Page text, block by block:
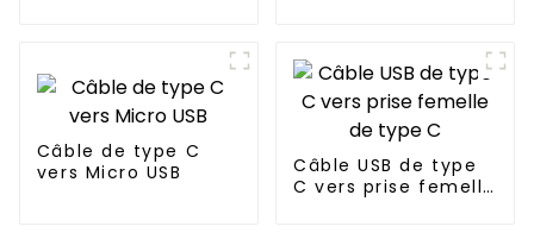
Câble de type C
vers Micro USB
Câble USB de type
C vers prise femelle